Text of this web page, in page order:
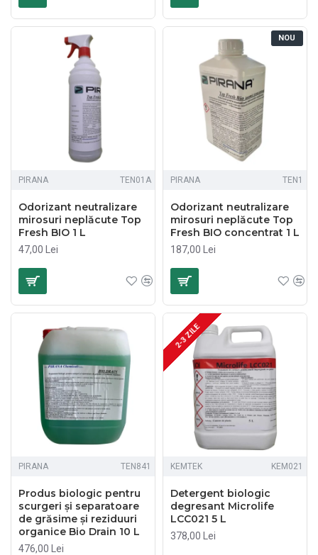
PIRANA TEN01A
Odorizant neutralizare
mirosuri neplăcute Top
Fresh BIO 1 L
47,00 Lei
NOU
PIRANA TEN1
Odorizant neutralizare
mirosuri neplăcute Top
Fresh BIO concentrat 1 L
187,00 Lei
PIRANA TEN841
Produs biologic pentru
scurgeri şi separatoare
de grăsime şi reziduuri
organice Bio Drain 10 L
476,00 Lei
2-3 ZILE
KEMTEK KEM021
Detergent biologic
degresant Microlife
LCC021 5 L
378,00 Lei